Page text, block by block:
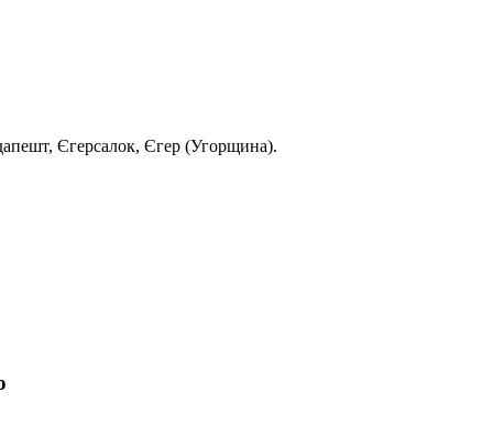
Єгерсалок, Єгер (Угорщина).